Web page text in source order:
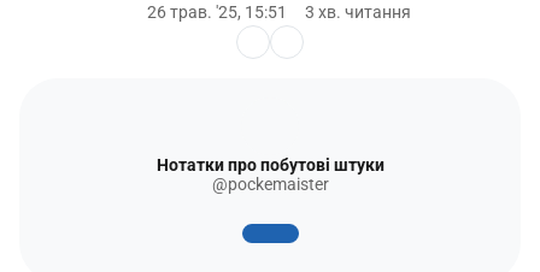
26 трав. '25, 15:51 3 хв. читання
Нотатки про побутові штуки
@pockemaister